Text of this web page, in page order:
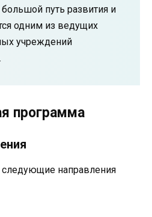
путь развития и
одним из ведущих
учреждений
программа
направления